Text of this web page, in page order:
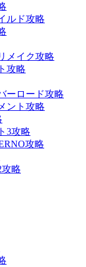
ルド攻略
メイク攻略
攻略
ーロード攻略
ント攻略
3攻略
攻略
略